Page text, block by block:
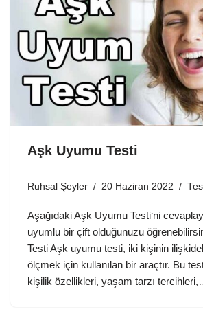
Aşk Uyumu Testi
Ruhsal Şeyler 20 Haziran 2022
Aşağıdaki Aşk Uyumu Testi‘ni
uyumlu bir çift olduğunuzu
Testi Aşk uyumu testi, iki kişinin
ölçmek için kullanılan bir araçtır. Bu
kişilik özellikleri, yaşam tarzı